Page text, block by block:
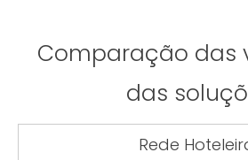
Comparação das
das
Rede